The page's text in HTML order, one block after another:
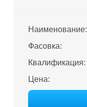
Наименование:
Фасовка:
Квалификация:
Цена: